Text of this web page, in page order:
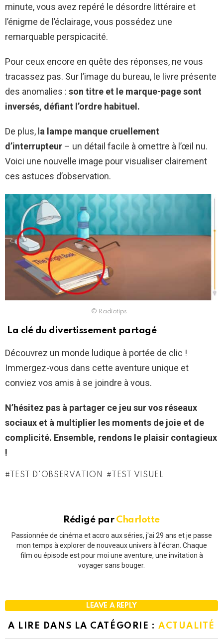
minute, vous avez repéré le désordre littéraire et
l’énigme de l’éclairage, vous possédez une
remarquable perspicacité.
Pour ceux encore en quête des réponses, ne vous
tracassez pas. Sur l’image du bureau, le livre présente
des anomalies : son titre et le marque-page sont
inversés, défiant l’ordre habituel.
De plus, l a lampe manque cruellement
d’interrupteur – un détail facile à omettre à l’œil nu.
Voici une nouvelle image pour visualiser clairement
ces astuces d’observation.
© Radiotips
La clé du divertissement partagé
Découvrez un monde ludique à portée de clic !
Immergez-vous dans cette aventure unique et
conviez vos amis à se joindre à vous.
N’hésitez pas à partager ce jeu sur vos réseaux
sociaux et à multiplier les moments de joie et de
complicité. Ensemble, rendons le plaisir contagieux
!
TEST D'OBSERVATION TEST VISUEL
Rédigé par Charlotte
Passionnée de cinéma et accro aux séries, j'ai 29 ans et je passe
mon temps à explorer de nouveaux univers à l'écran. Chaque
film ou épisode est pour moi une aventure, une invitation à
voyager sans bouger.
LEAVE A REPLY
A LIRE DANS LA CATÉGORIE : ACTUALITÉ